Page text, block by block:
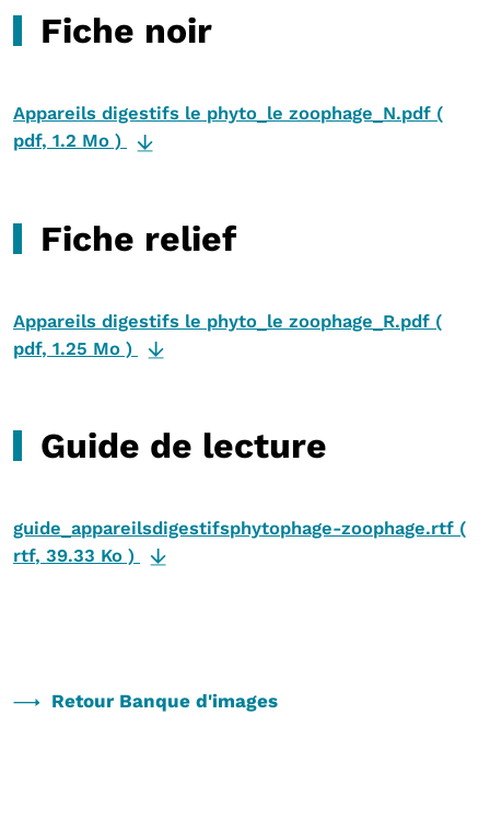
Fiche noir
Appareils digestifs le phyto_le zoophage_N.pdf (
pdf, 1.2 Mo )
Fiche relief
Appareils digestifs le phyto_le zoophage_R.pdf (
pdf, 1.25 Mo )
Guide de lecture
guide_appareilsdigestifsphytophage-zoophage.rtf (
rtf, 39.33 Ko )
Retour Banque d'images